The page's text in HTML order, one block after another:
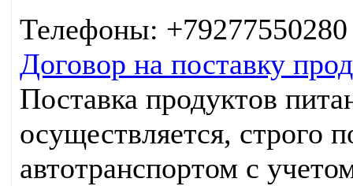
Телефоны: +79277550280
Договор на поставку
Поставка продуктов
осуществляется, строго
автотранспортом с